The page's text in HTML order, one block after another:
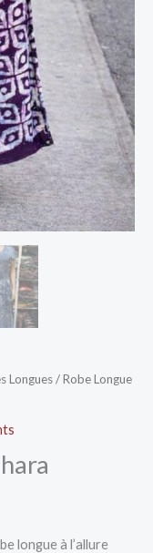
Longues/ Robe Longue
longue à l’allure